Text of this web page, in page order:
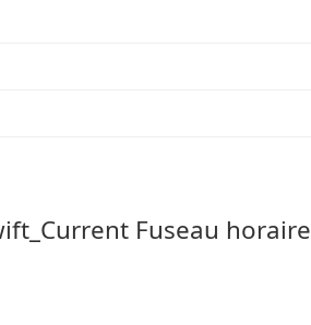
Fuseau horaire